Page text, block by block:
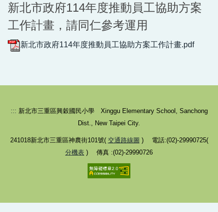
總務處
輔導室
幼兒園
班級網頁
新北市政府114年度推動員工協助方案
工作計畫，請同仁參考運用
新北市政府114年度推動員工協助方案工作計畫.pdf
::: 新北市三重區興穀國民小學 Xinggu Elementary School, Sanchong
Dist., New Taipei City.
241018新北市三重區神農街101號( 交通路線圖 ) 電話:(02)-29990725(
分機表 ) 傳真 :(02)-29990726